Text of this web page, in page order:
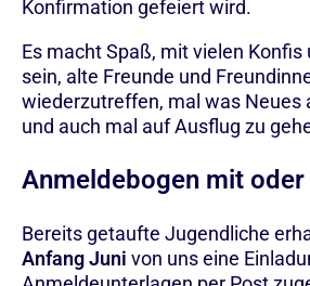
Konfirmation gefeiert wird.
Es macht Spaß, mit vielen Konfis
sein, alte Freunde und
wiederzutreffen, mal was Neues
und auch mal auf Ausflug zu
Anmeldebogen mit oder
Bereits getaufte Jugendliche
Anfang Juni von uns eine